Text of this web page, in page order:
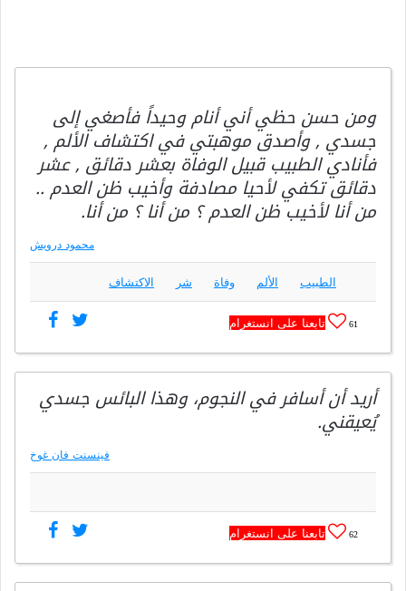
ومن حسن حظي أني أنام وحيداً فأصغي إلى
جسدي , وأصدق موهبتي في اكتشاف الألم ,
فأنادي الطبيب قبيل الوفاة بعشر دقائق , عشر
دقائق تكفي لأحيا مصادفة وأخيب ظن العدم ..
من أنا لأخيب ظن العدم ؟ من أنا ؟ من أنا.
محمود درويش
الطبيب الألم وفاة شر الاكتشاف
61 تابعنا على انستغرام
أريد أن أسافر في النجوم، وهذا البائس جسدي
يُعيقني.
فينسنت فان غوخ
62 تابعنا على انستغرام